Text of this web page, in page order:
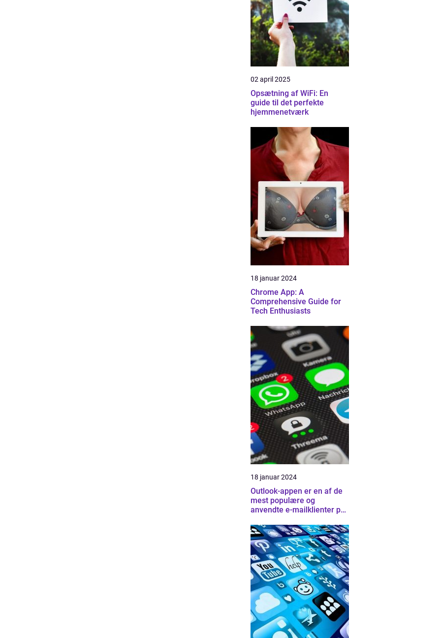
02 april 2025
Opsætning af WiFi: En
guide til det perfekte
hjemmenetværk
18 januar 2024
Chrome App: A
Comprehensive Guide for
Tech Enthusiasts
18 januar 2024
Outlook-appen er en af de
mest populære og
anvendte e-mailklienter på
brugerne en bred vifte af
funktioner og muligheder
for at organisere deres e-
mail, kalender og kontakter
på en effektiv måde